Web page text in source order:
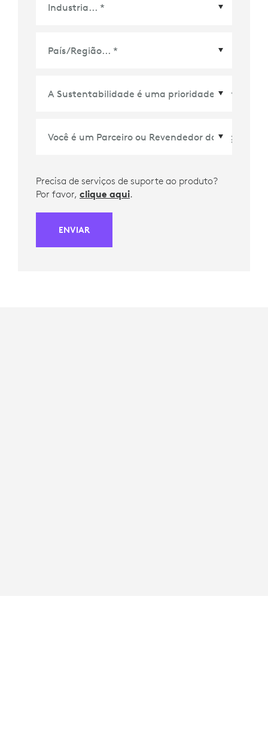
Precisa de serviços de suporte ao produto?
Por favor, clique aqui.
ENVIAR